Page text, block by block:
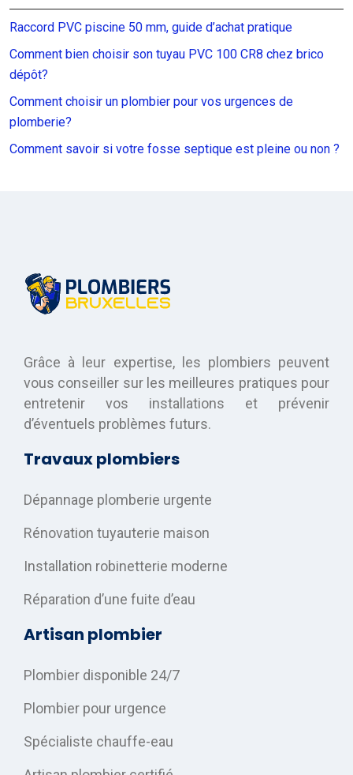
Raccord PVC piscine 50 mm, guide d’achat pratique
Comment bien choisir son tuyau PVC 100 CR8 chez brico
dépôt?
Comment choisir un plombier pour vos urgences de
plomberie?
Comment savoir si votre fosse septique est pleine ou non ?
Grâce à leur expertise, les plombiers peuvent
vous conseiller sur les meilleures pratiques pour
entretenir vos installations et prévenir
d’éventuels problèmes futurs.
Travaux plombiers
Dépannage plomberie urgente
Rénovation tuyauterie maison
Installation robinetterie moderne
Réparation d’une fuite d’eau
Artisan plombier
Plombier disponible 24/7
Plombier pour urgence
Spécialiste chauffe-eau